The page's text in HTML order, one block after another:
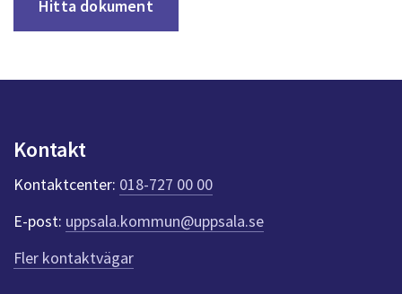
Hitta dokument
Kontakt
Kontaktcenter: 018-727 00 00
E-post: uppsala.kommun@uppsala.se
Fler kontaktvägar